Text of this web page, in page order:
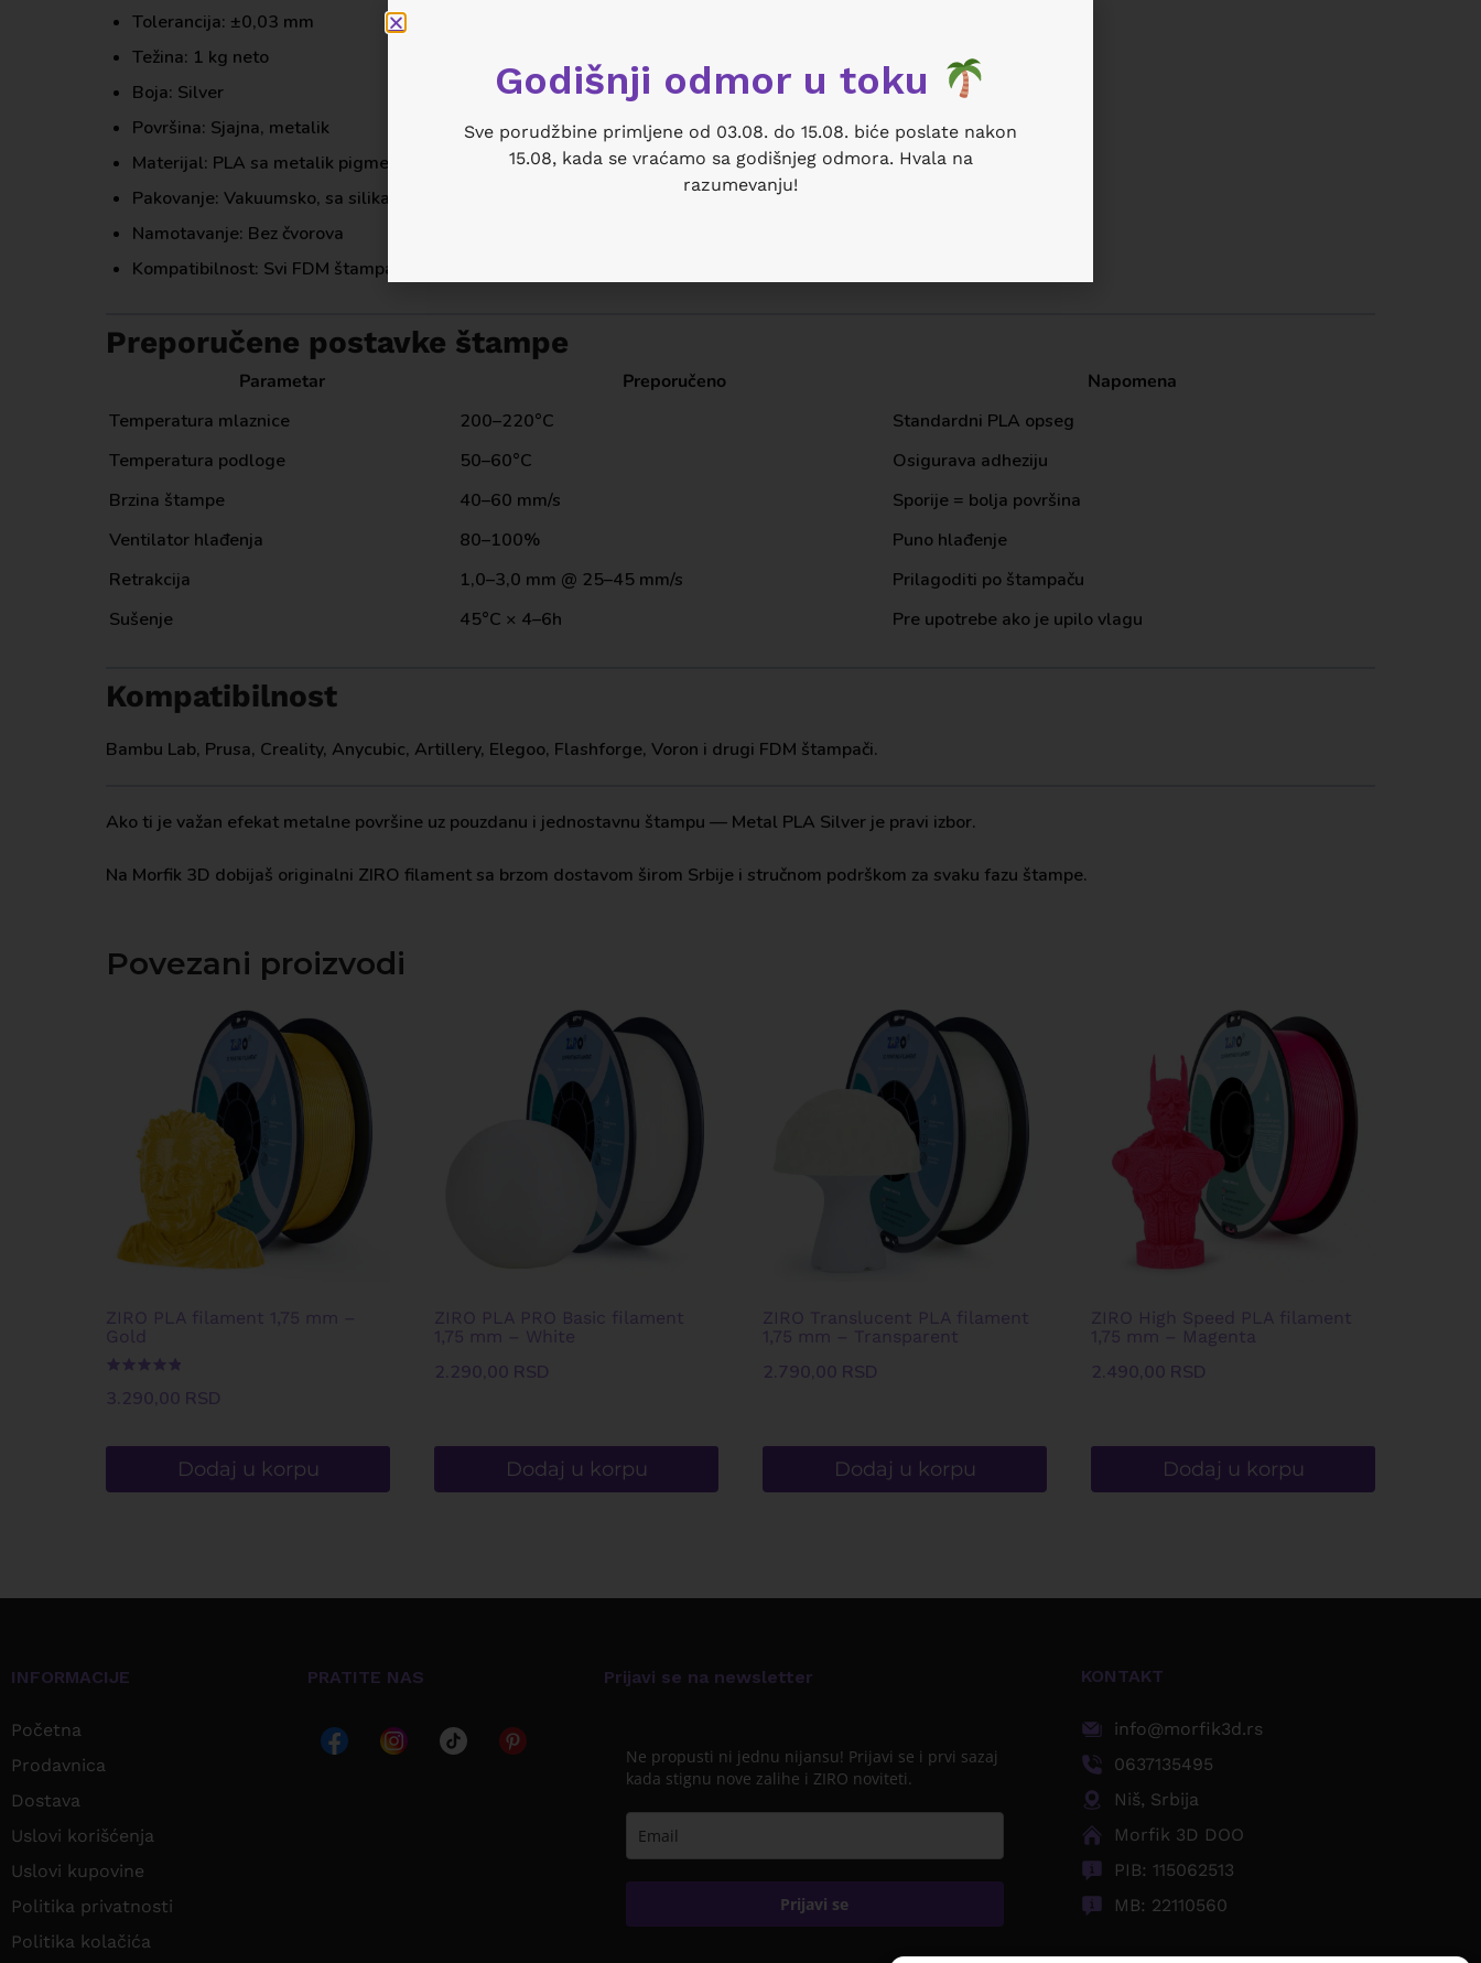
Tolerancija: ±0,03 mm
Težina: 1 kg neto
Boja: Silver
Površina: Sjajna, metalik
Materijal: PLA sa metalik pigmentima
Pakovanje: Vakuumsko, sa silika gelom
Namotavanje: Bez čvorova
Kompatibilnost: Svi FDM štampači
Preporučene postavke štampe
Parametar Preporučeno
Napomena
Temperatura mlaznice
200–220°C
Standardni PLA opseg
Temperatura podloge
50–60°C
Osigurava adheziju
Brzina štampe
40–60 mm/s
Sporije = bolja površina
Ventilator hlađenja
80–100%
Puno hlađenje
Retrakcija
1,0–3,0 mm @ 25–45 mm/s
Prilagoditi po štampaču
Sušenje
45°C × 4–6h Pre upotrebe ako je upilo vlagu
Kompatibilnost
Bambu Lab, Prusa, Creality, Anycubic, Artillery, Elegoo, Flashforge, Voron i drugi FDM štampači.
Ako ti je važan efekat metalne površine uz pouzdanu i jednostavnu štampu — Metal PLA Silver je pravi izbor.
Na Morfik 3D dobijaš originalni ZIRO filament sa brzom dostavom širom Srbije i stručnom podrškom za svaku fazu štampe.
Povezani proizvodi
ZIRO PLA filament 1,75 mm –
Gold
sa
3.290,00 RSD
Dodaj u korpu
ZIRO PLA PRO Basic filament
1,75 mm – White
2.290,00 RSD
Dodaj u korpu
ZIRO Translucent PLA filament
1,75 mm – Transparent
2.790,00 RSD
Dodaj u korpu
ZIRO High Speed PLA filament
1,75 mm – Magenta
2.490,00 RSD
Dodaj u korpu
INFORMACIJE
Početna
Prodavnica
Dostava
Uslovi korišćenja
Uslovi kupovine
Politika privatnosti
Politika kolačića
PRATITE NAS Prijavi se na newsletter
Ne propusti ni jednu nijansu! Prijavi se i prvi sazaj
kada stignu nove zalihe i ZIRO noviteti.
Prijavi se
KONTAKT
info@morfik3d.rs
0637135495
Niš, Srbija
Morfik 3D DOO
PIB: 115062513
MB: 22110560
Godišnji odmor u toku
Sve porudžbine primljene od 03.08. do 15.08. biće poslate nakon
15.08, kada se vraćamo sa godišnjeg odmora. Hvala na
razumevanju!